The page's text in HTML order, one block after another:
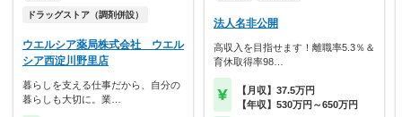
ドラッグストア（調剤併設）
ウエルシア薬局株式会社 ウエル
シア西淀川野里店
暮らしを支える仕事だから、自分の
暮らしも大切に。業…
法人名非公開
高収入を目指せます！離職率5.3％＆
育休取得率98…
【月収】37.5万円
【年収】530万円～650万円